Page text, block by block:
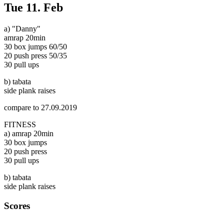
Tue 11. Feb
a) "Danny"
amrap 20min
30 box jumps 60/50
20 push press 50/35
30 pull ups
b) tabata
side plank raises
compare to 27.09.2019
FITNESS
a) amrap 20min
30 box jumps
20 push press
30 pull ups
b) tabata
side plank raises
Scores